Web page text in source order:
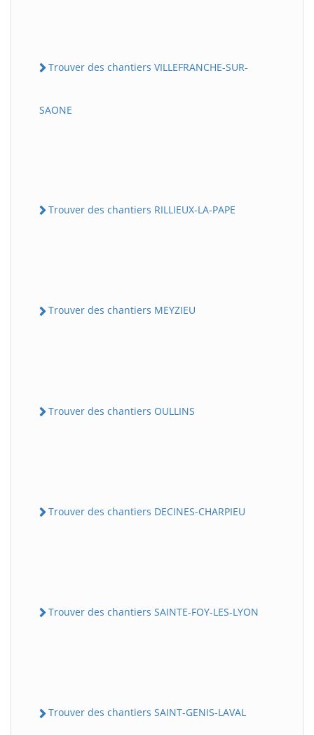
Trouver des chantiers VILLEFRANCHE-SUR-
SAONE
Trouver des chantiers RILLIEUX-LA-PAPE
Trouver des chantiers MEYZIEU
Trouver des chantiers OULLINS
Trouver des chantiers DECINES-CHARPIEU
Trouver des chantiers SAINTE-FOY-LES-LYON
Trouver des chantiers SAINT-GENIS-LAVAL